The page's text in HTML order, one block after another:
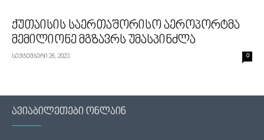
ქუთაისის საერთაშორისო აეროპორტმა
მემილიონე მგზავრს უმასპინძლა
სექტემბერი 26, 2023 0
ავიაბილეთები ონლაინ